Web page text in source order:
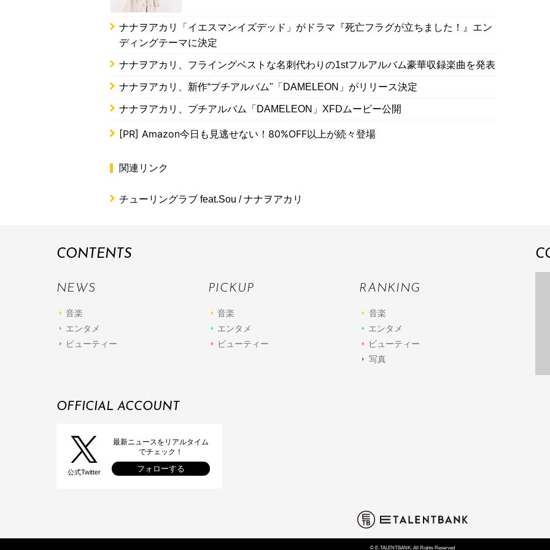
ナナヲアカリ「イエスマンイズデッド」がドラマ『死亡フラグが立ちました！』エン
ディングテーマに決定
ナナヲアカリ、フライングベストな名刺代わりの1stフルアルバム豪華収録楽曲を発表
ナナヲアカリ、新作“プチアルバム"「DAMELEON」がリリース決定
ナナヲアカリ、プチアルバム「DAMELEON」XFDムービー公開
[PR] Amazon今日も見逃せない！80%OFF以上が続々登場
関連リンク
チューリングラブ feat.Sou / ナナヲアカリ
CONTENTS
NEWS
音楽
エンタメ
ビューティー
PICKUP
音楽
エンタメ
ビューティー
RANKING
音楽
エンタメ
ビューティー
写真
OFFICIAL ACCOUNT
公式Twitter
最新ニュースをリアルタイム
でチェック！
フォローする
© E-TALENTBANK, All Rights Reserved